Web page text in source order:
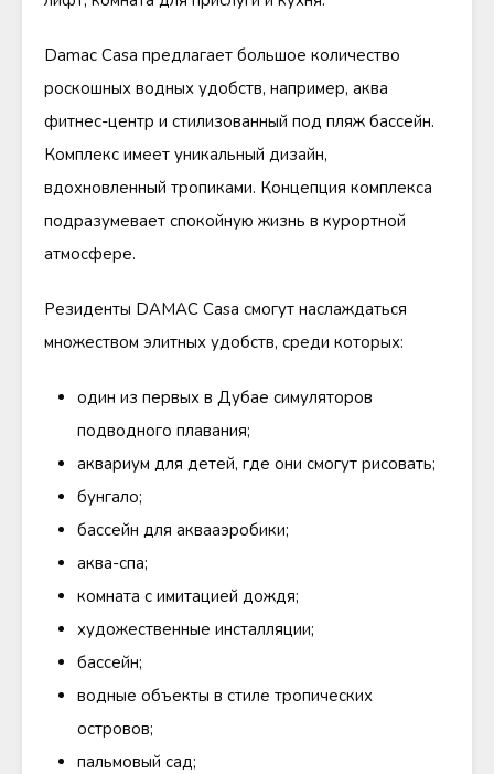
Damac Casa предлагает большое количество
роскошных водных удобств, например, аква
фитнес-центр и стилизованный под пляж бассейн.
Комплекс имеет уникальный дизайн,
вдохновленный тропиками. Концепция комплекса
подразумевает спокойную жизнь в курортной
атмосфере.
Резиденты DAMAC Casa смогут наслаждаться
множеством элитных удобств, среди которых:
один из первых в Дубае симуляторов
подводного плавания;
аквариум для детей, где они смогут рисовать;
бунгало;
бассейн для аквааэробики;
аква-спа;
комната с имитацией дождя;
художественные инсталляции;
бассейн;
водные объекты в стиле тропических
островов;
пальмовый сад;